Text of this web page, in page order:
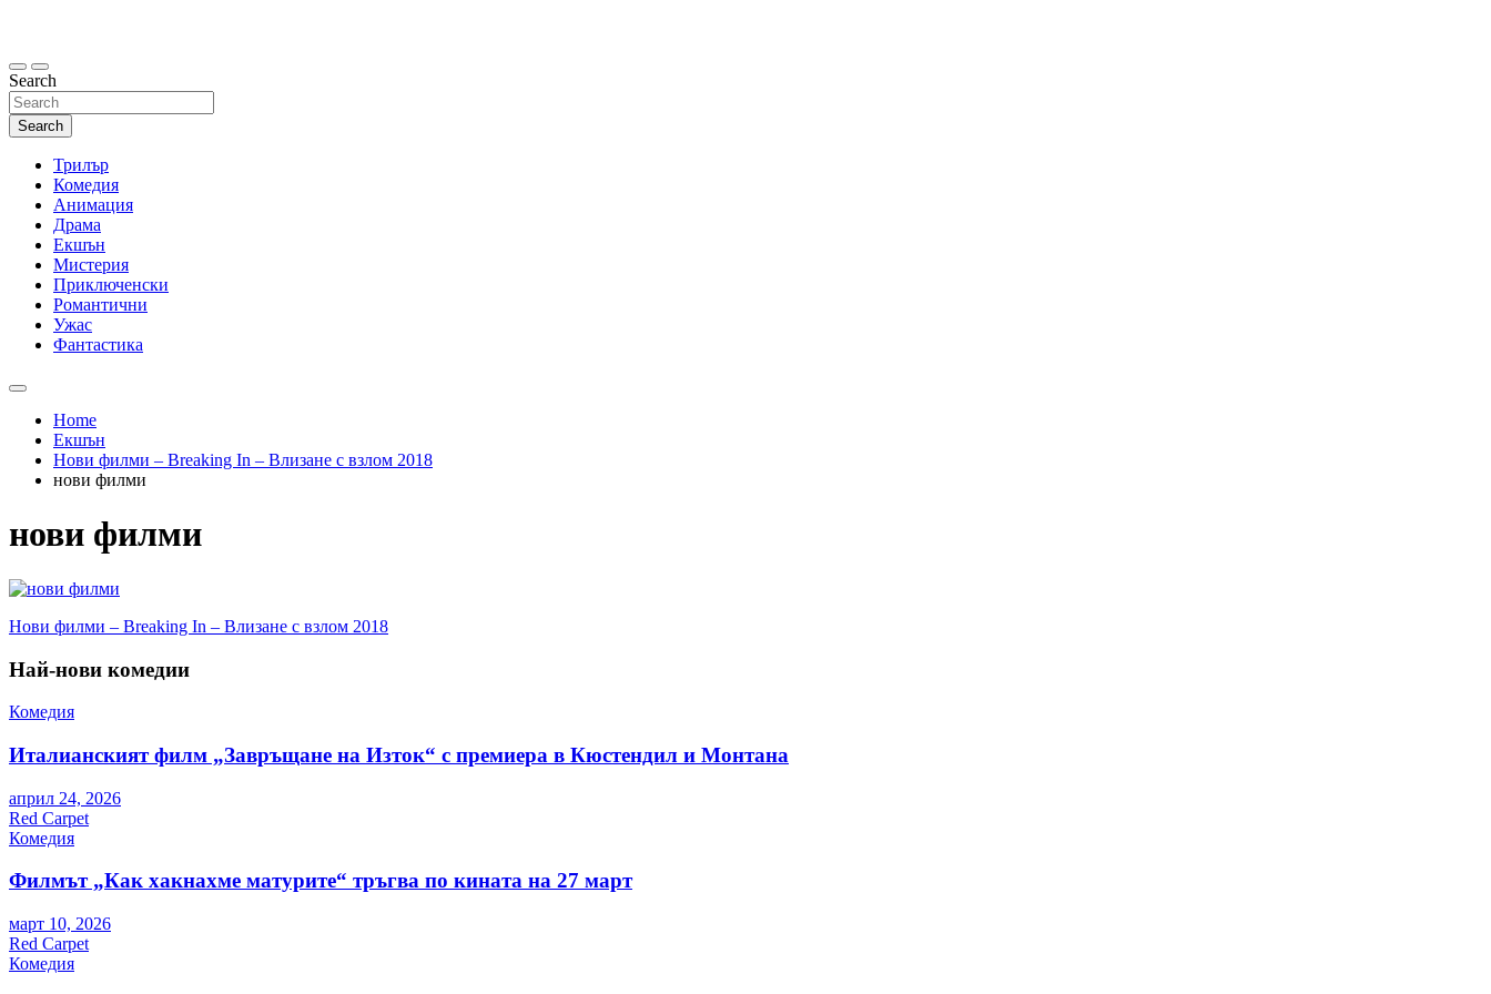
Search
Search
Трилър
Комедия
Анимация
Драма
Екшън
Мистерия
Приключенски
Романтични
Ужас
Фантастика
Home
Екшън
Нови филми – Breaking In – Влизане с взлом 2018
нови филми
нови филми
Навигация
Нови филми – Breaking In – Влизане с взлом 2018
Най-нови комедии
Комедия
Италианският филм „Завръщане на Изток“ с премиера в Кюстендил и Монтана
април 24, 2026
Red Carpet
Комедия
Филмът „Как хакнахме матурите“ тръгва по кината на 27 март
март 10, 2026
Red Carpet
Комедия